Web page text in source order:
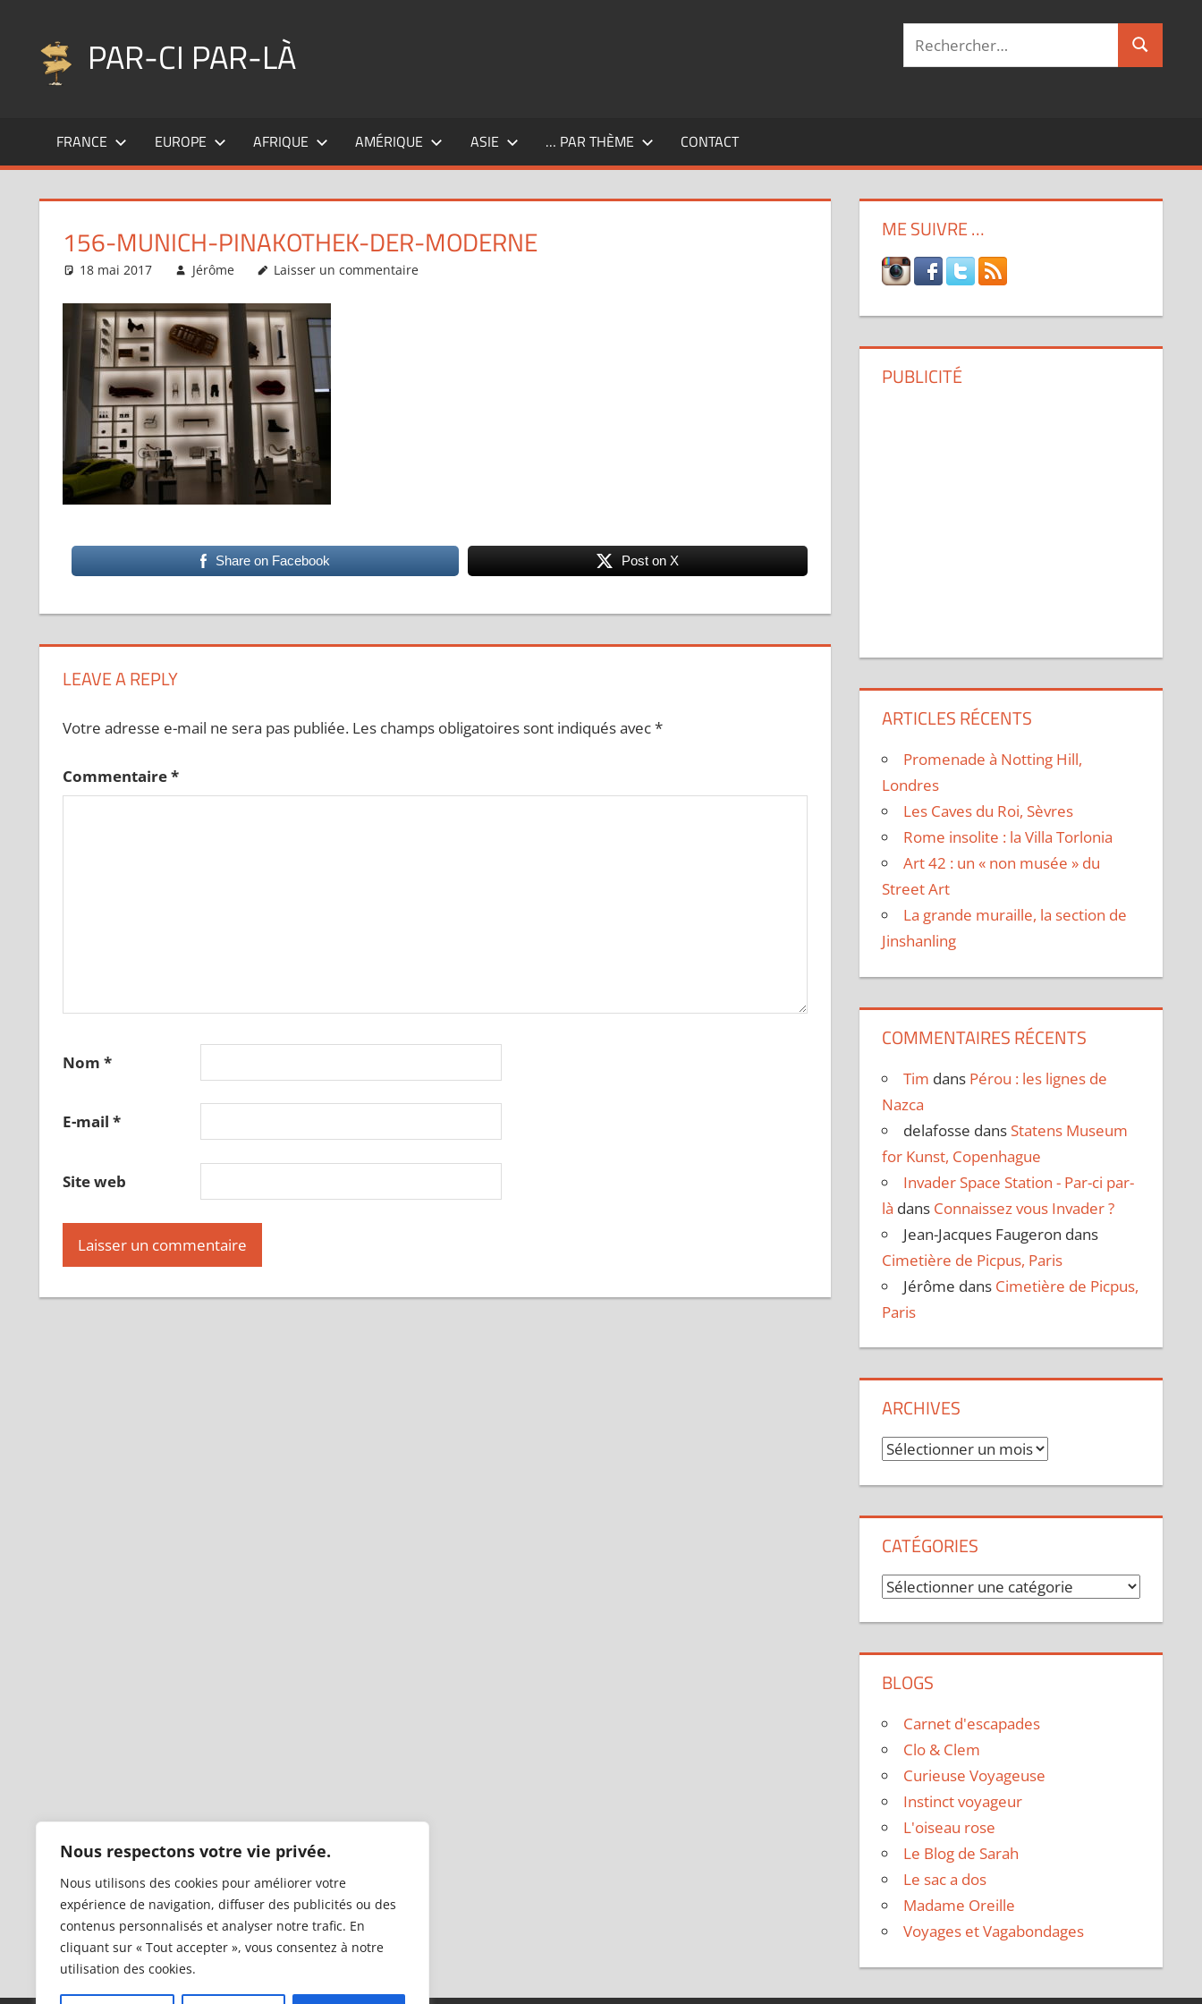
Nous respectons votre vie privée.
Nous utilisons des cookies pour améliorer votre
expérience de navigation, diffuser des publicités ou des
contenus personnalisés et analyser notre trafic. En
cliquant sur « Tout accepter », vous consentez à notre
utilisation des cookies.
contenu
PAR-CI PAR-LÀ
fil
pérégrinations
Recherche
FRANCE EUROPE AFRIQUE AMÉRIQUE ASIE … PAR THÈME CONTACT
156-MUNICH-PINAKOTHEK-DER-MODERNE
18 mai 2017 Jérôme Laisser un commentaire
Share on Facebook Post on X
LEAVE A REPLY
Votre adresse e-mail ne sera pas publiée. Les champs obligatoires sont indiqués avec*
Commentaire*
Nom *
E-mail *
Site web
ME SUIVRE …
PUBLICITÉ
ARTICLES RÉCENTS
Promenade à Notting Hill,
Londres
Les Caves du Roi, Sèvres
Rome insolite : la Villa Torlonia
Art 42 : un « non musée » du
Street Art
La grande muraille, la section de
Jinshanling
COMMENTAIRES RÉCENTS
Tim dans Pérou : les lignes de
Nazca
delafosse dans Statens Museum
for Kunst, Copenhague
Invader Space Station - Par-ci par-
là dans Connaissez vous Invader ?
Jean-Jacques Faugeron dans
Cimetière de Picpus, Paris
Jérôme dans Cimetière de Picpus,
Paris
ARCHIVES
Archives
CATÉGORIES
Catégories
BLOGS
Carnet d'escapades
Clo & Clem
Curieuse Voyageuse
Instinct voyageur
L'oiseau rose
Le Blog de Sarah
Le sac a dos
Madame Oreille
Voyages et Vagabondages